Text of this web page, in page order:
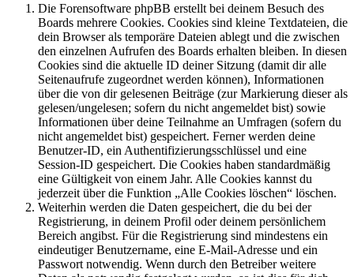
Die Forensoftware phpBB erstellt bei deinem Besuch des
Boards mehrere Cookies. Cookies sind kleine Textdateien, die
dein Browser als temporäre Dateien ablegt und die zwischen
den einzelnen Aufrufen des Boards erhalten bleiben. In diesen
Cookies sind die aktuelle ID deiner Sitzung (damit dir alle
Seitenaufrufe zugeordnet werden können), Informationen
über die von dir gelesenen Beiträge (zur Markierung dieser als
gelesen/ungelesen; sofern du nicht angemeldet bist) sowie
Informationen über deine Teilnahme an Umfragen (sofern du
nicht angemeldet bist) gespeichert. Ferner werden deine
Benutzer-ID, ein Authentifizierungsschlüssel und eine
Session-ID gespeichert. Die Cookies haben standardmäßig
eine Gültigkeit von einem Jahr. Alle Cookies kannst du
jederzeit über die Funktion „Alle Cookies löschen“ löschen.
Weiterhin werden die Daten gespeichert, die du bei der
Registrierung, in deinem Profil oder deinem persönlichem
Bereich angibst. Für die Registrierung sind mindestens ein
eindeutiger Benutzername, eine E-Mail-Adresse und ein
Passwort notwendig. Wenn durch den Betreiber weitere